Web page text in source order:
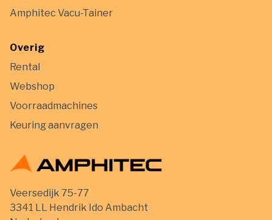
Amphitec Vacu-Tainer
Overig
Rental
Webshop
Voorraadmachines
Keuring aanvragen
Veersedijk 75-77
3341 LL Hendrik Ido Ambacht